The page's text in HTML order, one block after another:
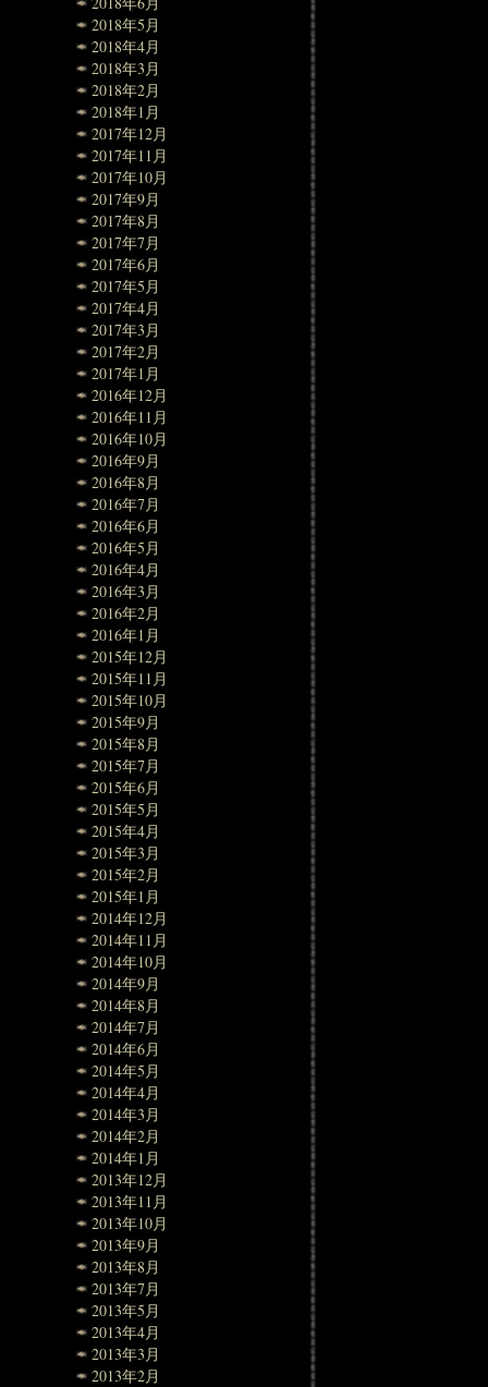
2018年5月
2018年4月
2018年3月
2018年2月
2018年1月
2017年12月
2017年11月
2017年10月
2017年9月
2017年8月
2017年7月
2017年6月
2017年5月
2017年4月
2017年3月
2017年2月
2017年1月
2016年12月
2016年11月
2016年10月
2016年9月
2016年8月
2016年7月
2016年6月
2016年5月
2016年4月
2016年3月
2016年2月
2016年1月
2015年12月
2015年11月
2015年10月
2015年9月
2015年8月
2015年7月
2015年6月
2015年5月
2015年4月
2015年3月
2015年2月
2015年1月
2014年12月
2014年11月
2014年10月
2014年9月
2014年8月
2014年7月
2014年6月
2014年5月
2014年4月
2014年3月
2014年2月
2014年1月
2013年12月
2013年11月
2013年10月
2013年9月
2013年8月
2013年7月
2013年5月
2013年4月
2013年3月
2013年2月